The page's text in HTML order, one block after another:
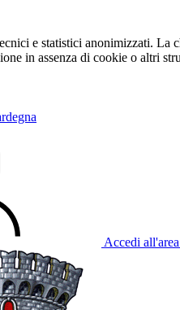
e statistici anonimizzati. La
in assenza di cookie o altri
Accedi